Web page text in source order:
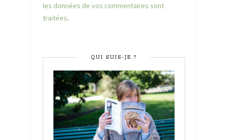
les données de vos commentaires sont
traitées.
QUI SUIS-JE ?